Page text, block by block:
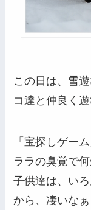
この日は、雪
コ達と仲良く
「宝探しゲー
ララの臭覚で
子供達は、い
から、凄いな